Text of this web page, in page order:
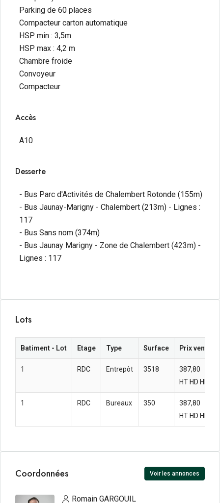
Parking de 60 places
Compacteur carton automatique
HSP min : 3,5m
HSP max : 4,2 m
Chambre froide
Convoyeur
Compacteur
Accès
A10
Desserte
- Bus Parc d'Activités de Chalembert Rotonde (155m)
- Bus Jaunay-Marigny - Chalembert (213m) - Lignes :
117
- Bus Sans nom (374m)
- Bus Jaunay Marigny - Zone de Chalembert (423m) -
Lignes : 117
Lots
Batiment - Lot Etage Type Surface Prix vente
1 RDC Entrepôt 3518
387,80 
HT HD HF
1 RDC Bureaux 350
387,80 
HT HD HF
Coordonnées Voir les annonces
Romain GARGOUIL